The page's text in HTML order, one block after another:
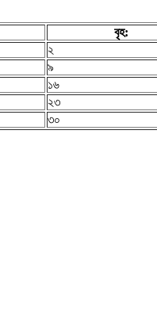
বৃহ:
২
৯
১৬
২৩
৩০